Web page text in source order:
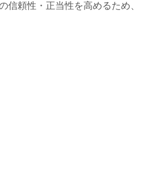
頼性・正当性を高めるため、